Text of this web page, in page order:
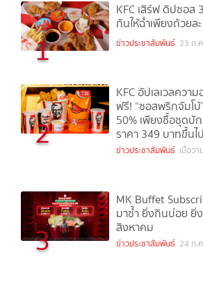
1
KFC เสิร์ฟ ดิปซอส
กันให้ฉ่ำเพียงถ้วยล
ข่าวประชาสัมพันธ์ 23 ก.
2
KFC อัปเลเวลควา
ฟรี! “ซอสพริกจัมโ
50% เพียงซื้อชุดบั
ราคา 349 บาทขึ้นไป
ข่าวประชาสัมพันธ์ เมื่อวา
3
MK Buffet
มาซ้ำ ยิ่งกินบ่อย ยิ่
สิงหาคม
ข่าวประชาสัมพันธ์ 24 ก.